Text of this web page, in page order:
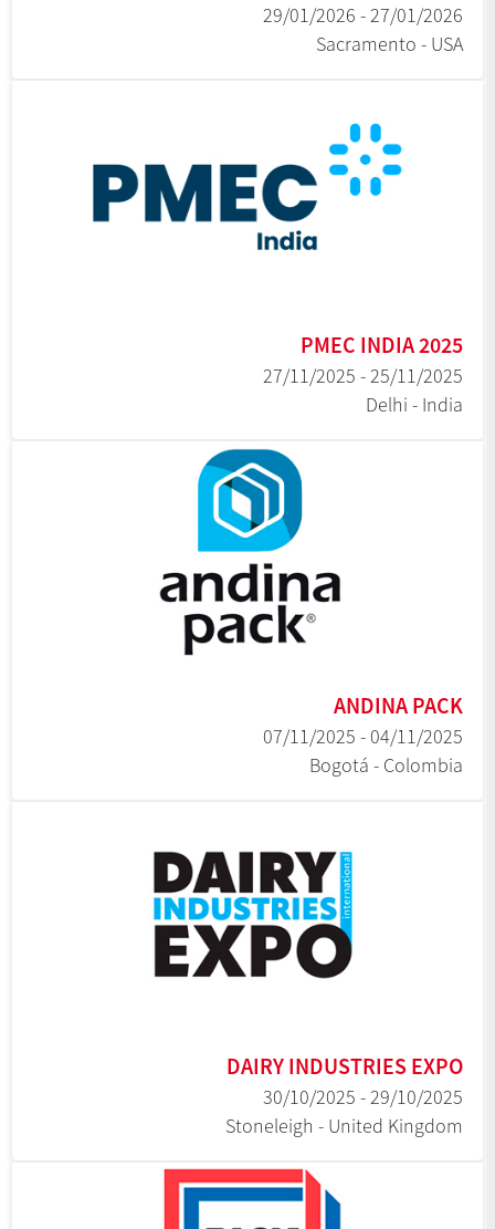
27/01/2026 - 29/01/2026
Sacramento - USA
PMEC INDIA 2025
25/11/2025 - 27/11/2025
Delhi - India
ANDINA PACK
04/11/2025 - 07/11/2025
Bogotá - Colombia
DAIRY INDUSTRIES EXPO
29/10/2025 - 30/10/2025
Stoneleigh - United Kingdom